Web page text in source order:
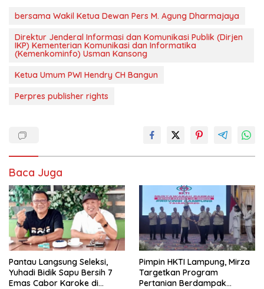
bersama Wakil Ketua Dewan Pers M. Agung Dharmajaya
Direktur Jenderal Informasi dan Komunikasi Publik (Dirjen
IKP) Kementerian Komunikasi dan Informatika
(Kemenkominfo) Usman Kansong
Ketua Umum PWI Hendry CH Bangun
Perpres publisher rights
Baca Juga
Pantau Langsung Seleksi,
Yuhadi Bidik Sapu Bersih 7
Emas Cabor Karoke di
Pimpin HKTI Lampung, Mirza
Targetkan Program
Pertanian Berdampak